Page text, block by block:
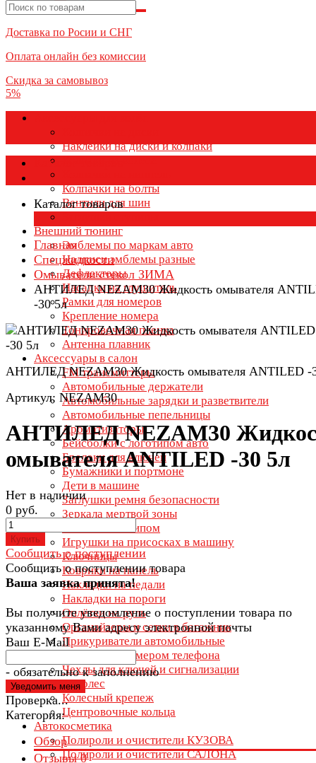
Доставка по Росии и СНГ
Оплата онлайн без комиссии
Скидка за самовывоз
5%
Наклейки на диски и колпаки
Колпаки на колеса
Колпачки на болты
Вентили для шин
Внешний тюнинг
Эмблемы по маркам авто
Надписи эмблемы разные
Дефлекторы
Насадки на глушитель
Рамки для номеров
Крепление номера
Тонировочная пленка
Антенна плавник
Аксессуары в салон
FM трансмиттеры
Автомобильные держатели
Автомобильные зарядки и разветвители
Автомобильные пепельницы
Ароматизаторы
Бейсболки с логотипом авто
Брелоки для ключей
Бумажники и портмоне
Дети в машине
Заглушки ремня безопасности
Зеркала мертвой зоны
Зонты с логотипом
Игрушки на присосках в машину
Ключницы
Коврики на панель
Накладки на педали
Накладки на пороги
Оплётки на руль
Органайзеры и сетки в багажник
Прикуриватели автомобильные
Таблички с номером телефона
Чехлы для ключей и сигнализации
Крепеж колес
Колесный крепеж
Центровочные кольца
Автокосметика
Полироли и очистители КУЗОВА
Полироли и очистители САЛОНА
Каталог товаров
Каталог товаров
Главная
Спецжидкости
Омыватели стекол ЗИМА
АНТИЛЕД NEZAM30 Жидкость омывателя
-30 5л
АНТИЛЕД NEZAM30 Жидкость омывателя ANTILED -
Артикул: NEZAM30
АНТИЛЕД NEZAM30
омывателя ANTILED -30 5л
Нет в наличии
0 руб.
Купить
Сообщить о поступлении
Сообщить о поступлении товара
Ваша заявка принята!
Вы получите уведомление о поступлении товара по
указанному Вами адресу электронной почты
Ваш E-Mail
- обязательно к заполнению
Проверка...
Категория:
Обзор
Отзывы0